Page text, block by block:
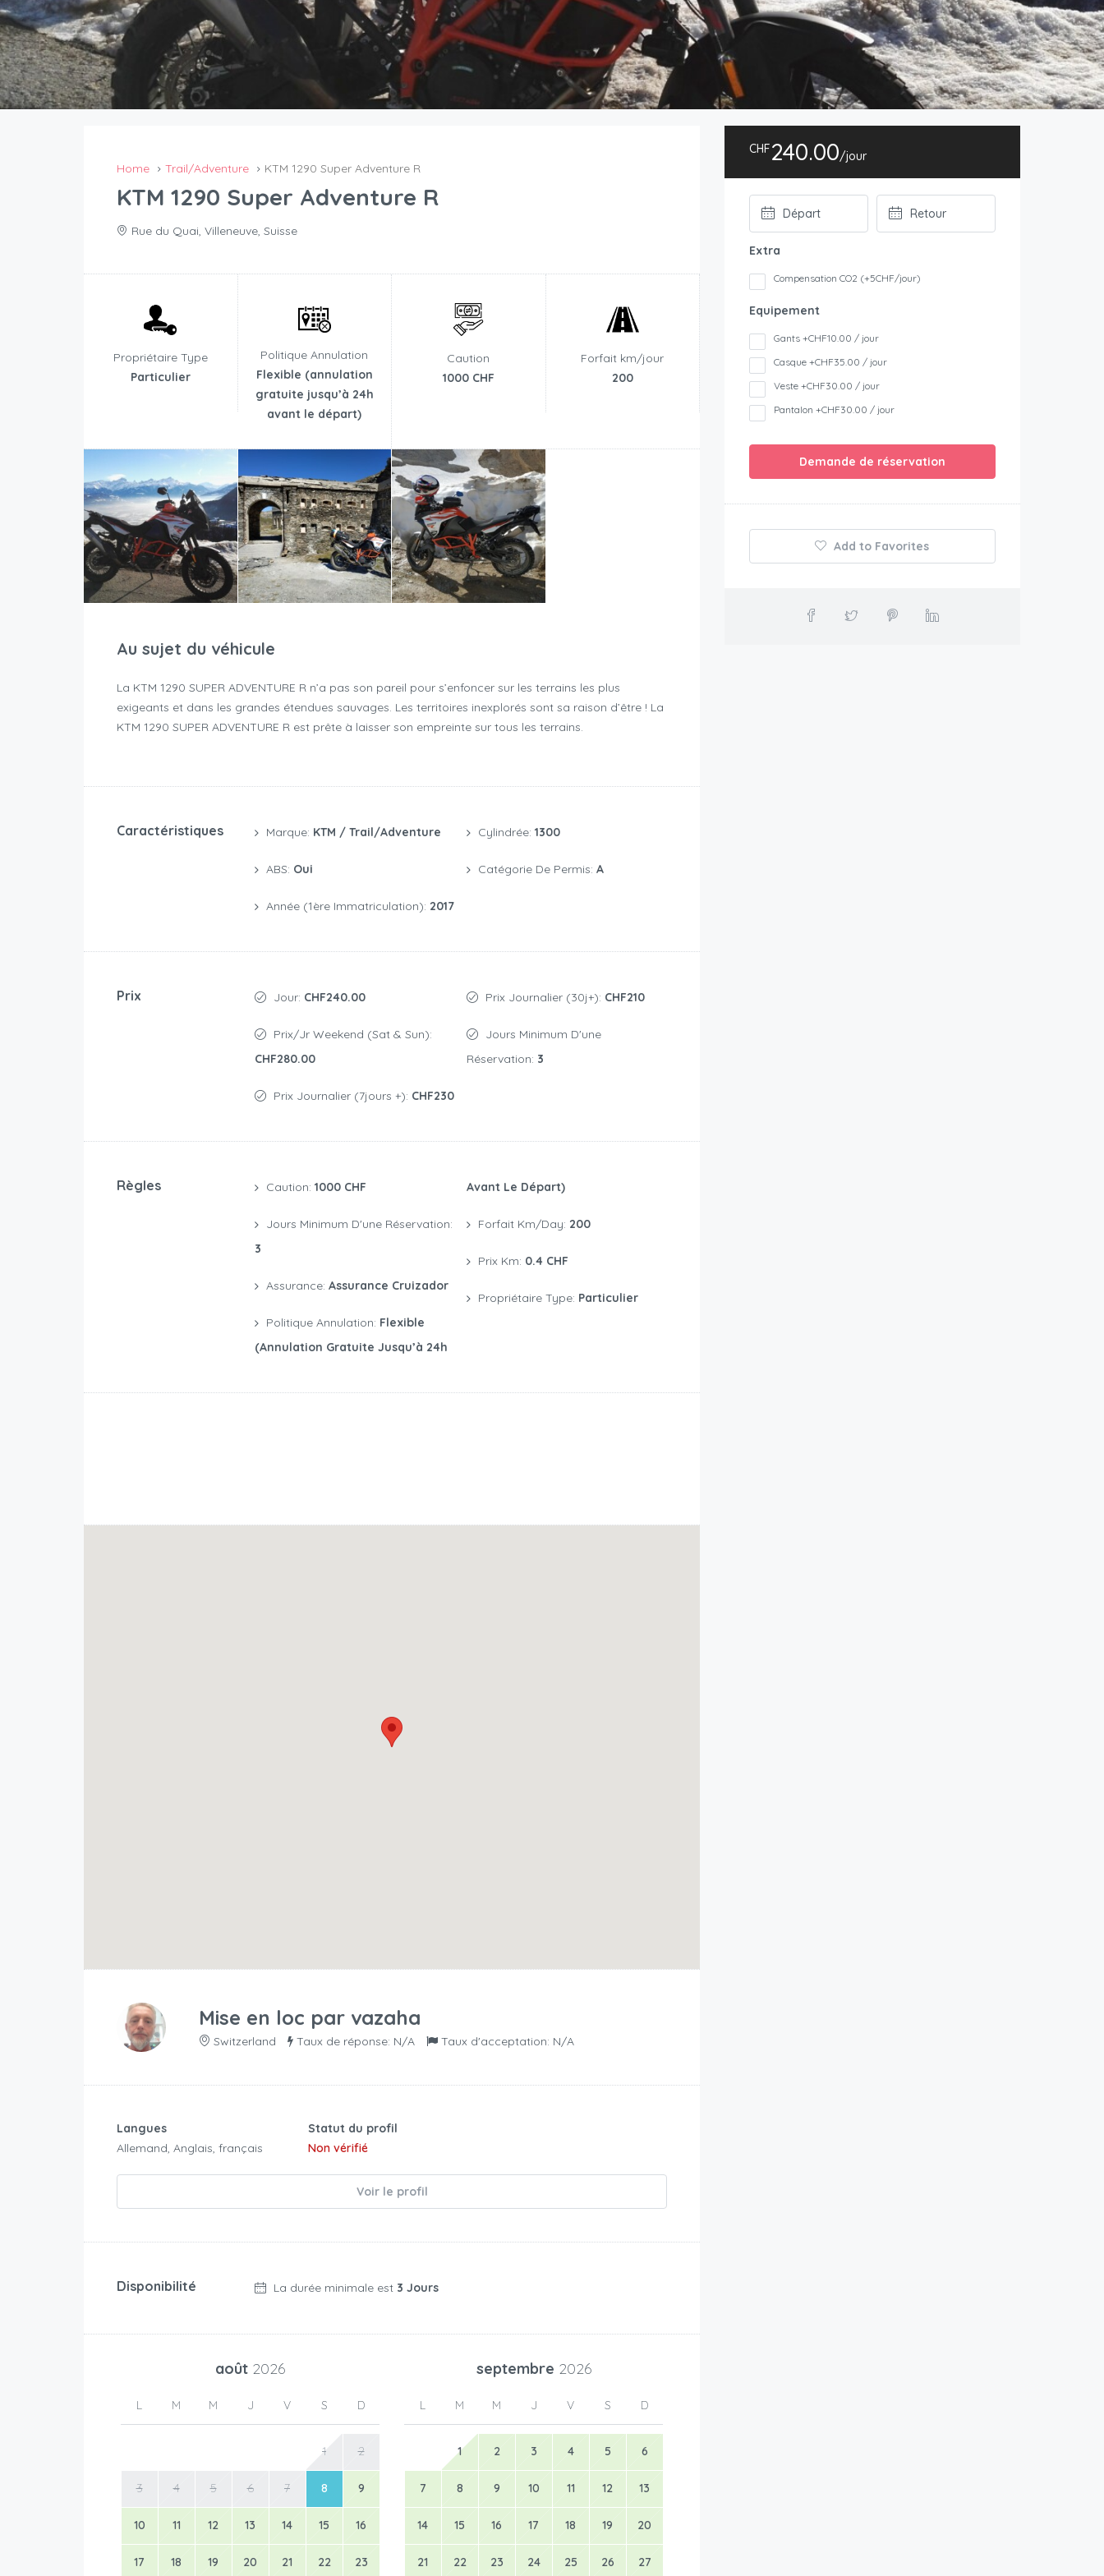
Home Trail/Adventure KTM 1290 Super Adventure R
KTM 1290 Super Adventure R
Rue du Quai, Villeneuve, Suisse
Propriétaire Type
Particulier
Politique Annulation
Flexible (annulation
gratuite jusqu’à 24h
avant le départ)
Caution
1000 CHF
Forfait km/jour
200
Au sujet du véhicule
La KTM 1290 SUPER ADVENTURE R n’a pas son pareil pour s’enfoncer sur les terrains les plus
exigeants et dans les grandes étendues sauvages. Les territoires inexplorés sont sa raison d’être ! La
KTM 1290 SUPER ADVENTURE R est prête à laisser son empreinte sur tous les terrains.
Caractéristiques Marque: KTM / Trail/Adventure
ABS: Oui
Année (1ère Immatriculation): 2017
Cylindrée: 1300
Catégorie De Permis: A
Prix Jour: CHF240.00
Prix/jr Weekend (Sat & Sun):
CHF280.00
Prix Journalier (7jours +): CHF230
Prix Journalier (30j+): CHF210
Réservation: 3
Règles Caution: 1000 CHF
Jours Minimum D'une Réservation:
3
Assurance: Assurance Cruizador
Politique Annulation: Flexible
(annulation Gratuite Jusqu’à 24h
Avant Le Départ)
Forfait Km/day: 200
Prix Km: 0.4 CHF
Propriétaire Type: Particulier
Mise en loc par vazaha
Switzerland Taux de réponse: N/A Taux d'acceptation: N/A
Langues
Allemand, Anglais, français
Statut du profil
Non vérifié
Voir le profil
Disponibilité La durée minimale est 3 Jours
août 2026
L M M J V S D
1 2
3 4 5 6 7 8 9
10 11 12 13 14 15 16
17 18 19 20 21 22 23
septembre 2026
L M M J V S D
1 2 3 4 5 6
7 8 9 10 11 12 13
14 15 16 17 18 19 20
21 22 23 24 25 26 27
CHF240.00/jour
Extra
Compensation CO2 (+5CHF/jour)
Equipement
Gants +CHF10.00 / jour
Casque +CHF35.00 / jour
Veste +CHF30.00 / jour
Pantalon +CHF30.00 / jour
Demande de réservation
Add to Favorites